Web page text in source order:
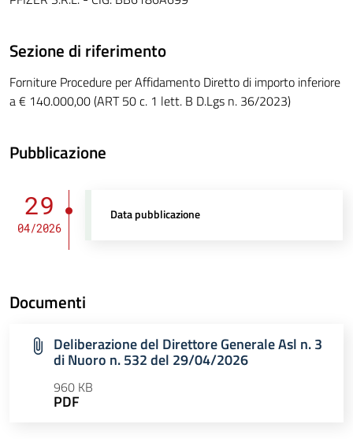
Sezione di riferimento
Forniture Procedure per Affidamento Diretto di importo inferiore
a € 140.000,00 (ART 50 c. 1 lett. B D.Lgs n. 36/2023)
Pubblicazione
29
04/2026
Data pubblicazione
Documenti
Deliberazione del Direttore Generale Asl n. 3
di Nuoro n. 532 del 29/04/2026
960 KB
PDF